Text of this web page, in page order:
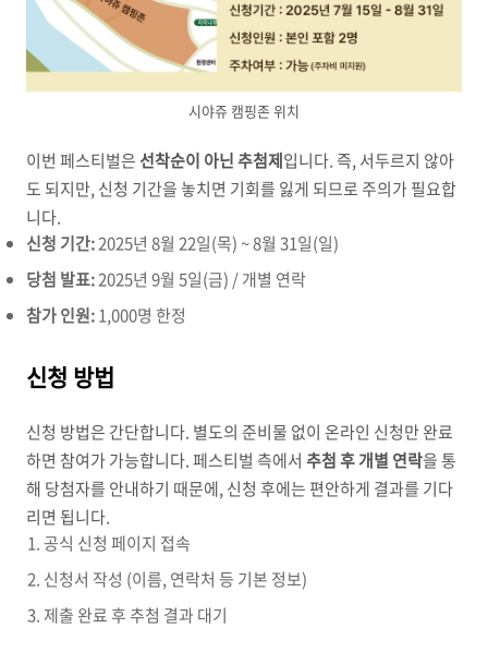
시야쥬 캠핑존 위치
이번 페스티벌은 선착순이 아닌 추첨제입니다. 즉, 서두르지 않아
도 되지만, 신청 기간을 놓치면 기회를 잃게 되므로 주의가 필요합
니다.
신청 기간:2025년 8월 22일(목) ~ 8월 31일(일)
당첨 발표:2025년 9월 5일(금) / 개별 연락
참가 인원:1,000명 한정
신청 방법
신청 방법은 간단합니다. 별도의 준비물 없이 온라인 신청만 완료
하면 참여가 가능합니다. 페스티벌 측에서 추첨 후 개별 연락을 통
해 당첨자를 안내하기 때문에, 신청 후에는 편안하게 결과를 기다
리면 됩니다.
공식 신청 페이지 접속
신청서 작성 (이름, 연락처 등 기본 정보)
제출 완료 후 추첨 결과 대기